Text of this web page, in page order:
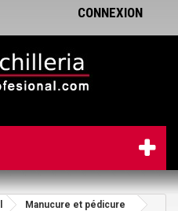
CONNEXION
Manucure et pédicure